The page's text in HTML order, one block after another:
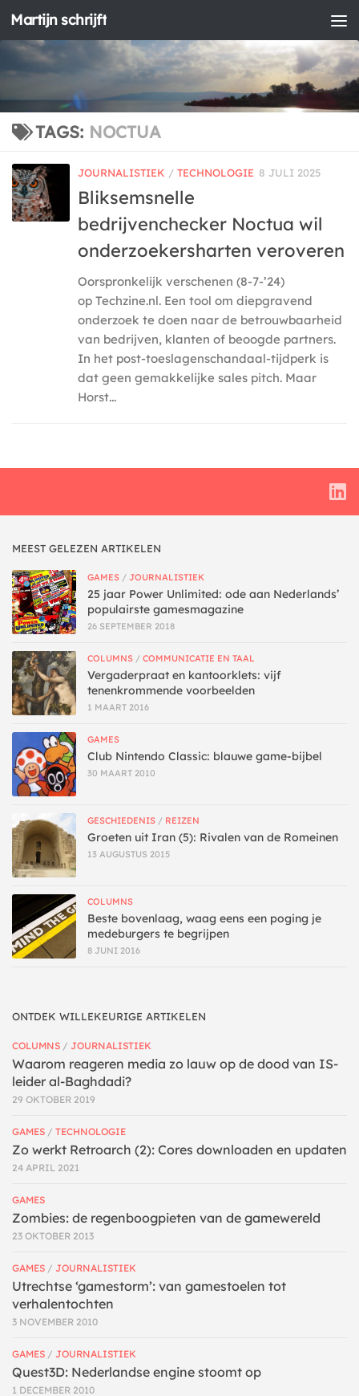
Doorgaan naar inhoud
Martijn schrijft
TAGS: NOCTUA
JOURNALISTIEK / TECHNOLOGIE 8 JULI 2025
Bliksemsnelle
bedrijvenchecker Noctua wil
onderzoekersharten veroveren
Oorspronkelijk verschenen (8-7-’24)
op Techzine.nl. Een tool om diepgravend
onderzoek te doen naar de betrouwbaarheid
van bedrijven, klanten of beoogde partners.
In het post-toeslagenschandaal-tijdperk is
dat geen gemakkelijke sales pitch. Maar
Horst...
MEEST GELEZEN ARTIKELEN
GAMES / JOURNALISTIEK
25 jaar Power Unlimited: ode aan Nederlands’
populairste gamesmagazine
26 SEPTEMBER 2018
COLUMNS / COMMUNICATIE EN TAAL
Vergaderpraat en kantoorklets: vijf
tenenkrommende voorbeelden
1 MAART 2016
GAMES
Club Nintendo Classic: blauwe game-bijbel
30 MAART 2010
GESCHIEDENIS / REIZEN
Groeten uit Iran (5): Rivalen van de Romeinen
13 AUGUSTUS 2015
COLUMNS
Beste bovenlaag, waag eens een poging je
medeburgers te begrijpen
8 JUNI 2016
ONTDEK WILLEKEURIGE ARTIKELEN
COLUMNS / JOURNALISTIEK
Waarom reageren media zo lauw op de dood van IS-
leider al-Baghdadi?
29 OKTOBER 2019
GAMES / TECHNOLOGIE
Zo werkt Retroarch (2): Cores downloaden en updaten
24 APRIL 2021
GAMES
Zombies: de regenboogpieten van de gamewereld
23 OKTOBER 2013
GAMES / JOURNALISTIEK
Utrechtse ‘gamestorm’: van gamestoelen tot
verhalentochten
3 NOVEMBER 2010
GAMES / JOURNALISTIEK
Quest3D: Nederlandse engine stoomt op
1 DECEMBER 2010